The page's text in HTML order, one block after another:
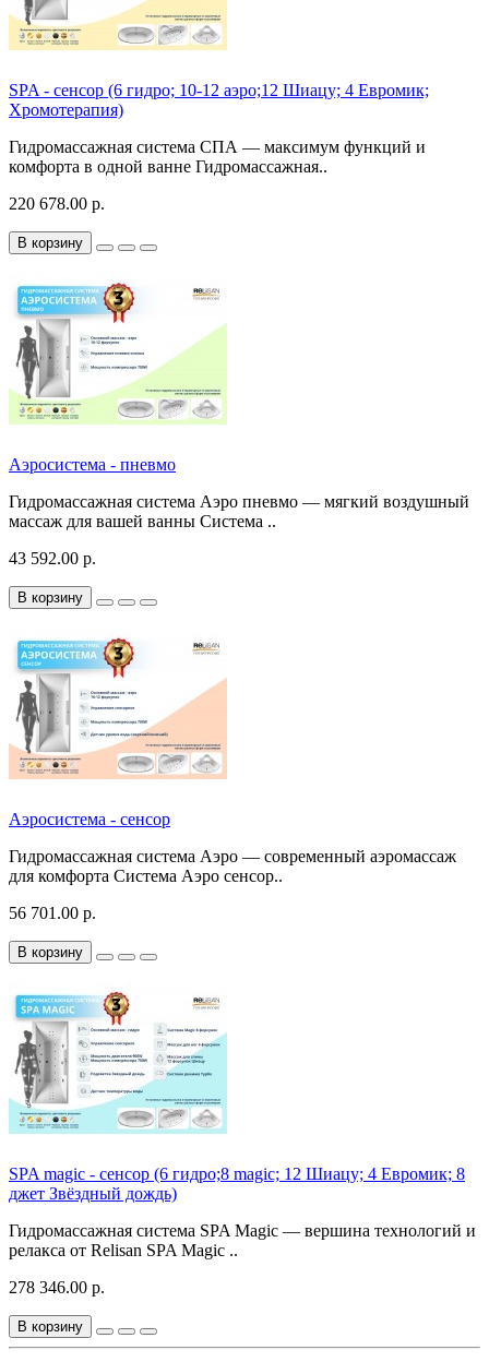
SPA - сенсор (6 гидро; 10-12 аэро;12 Шиацу; 4 Евромик;
Хромотерапия)
Гидромассажная система СПА — максимум функций и
комфорта в одной ванне Гидромассажная..
220 678.00 р.
В корзину
Аэросистема - пневмо
Гидромассажная система Аэро пневмо — мягкий воздушный
массаж для вашей ванны Система ..
43 592.00 р.
В корзину
Аэросистема - сенсор
Гидромассажная система Аэро — современный аэромассаж
для комфорта Система Аэро сенсор..
56 701.00 р.
В корзину
SPA magic - сенсор (6 гидро;8 magic; 12 Шиацу; 4 Евромик; 8
джет Звёздный дождь)
Гидромассажная система SPA Magic — вершина технологий и
релакса от Relisan SPA Magic ..
278 346.00 р.
В корзину